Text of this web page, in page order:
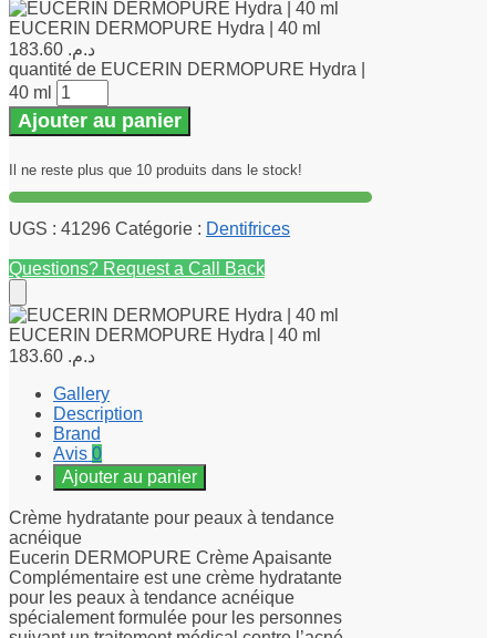
EUCERIN DERMOPURE Hydra | 40 ml
د.م.
quantité de EUCERIN DERMOPURE Hydra |
40 ml
Ajouter au panier
Il ne reste plus que 10 produits dans le stock!
UGS : 41296 Catégorie : Dentifrices
Questions? Request a Call Back
EUCERIN DERMOPURE Hydra | 40 ml
د.م.
Gallery
Description
Brand
Avis 0
Ajouter au panier
Crème hydratante pour peaux à tendance
acnéique
Eucerin DERMOPURE Crème Apaisante
Complémentaire est une crème hydratante
pour les peaux à tendance acnéique
spécialement formulée pour les personnes